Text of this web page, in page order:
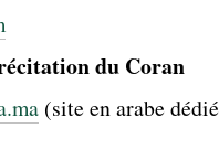
du Coran
(site en arabe